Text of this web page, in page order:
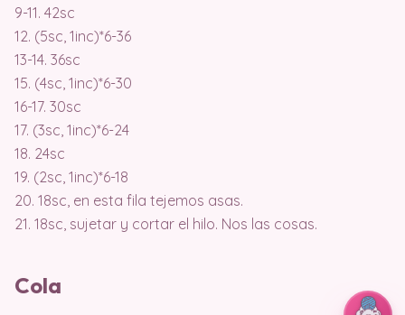
9-11. 42sc
12. (5sc, 1inc)*6-36
13-14. 36sc
15. (4sc, 1inc)*6-30
16-17. 30sc
17. (3sc, 1inc)*6-24
18. 24sc
19. (2sc, 1inc)*6-18
20. 18sc, en esta fila tejemos asas.
21. 18sc, sujetar y cortar el hilo. Nos las cosas.
Cola